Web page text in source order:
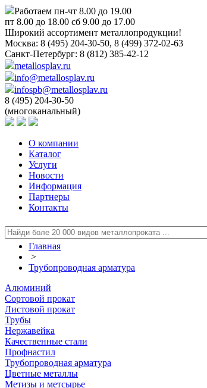
Работаем пн-чт 8.00 до 19.00
пт 8.00 до 18.00 сб 9.00 до 17.00
Широкий ассортимент металлопродукции!
Москва: 8 (495) 204-30-50, 8 (499) 372-02-63
Санкт-Петербург: 8 (812) 385-42-12
metallosplav.ru
info@metallosplav.ru
infospb@metallosplav.ru
8 (495) 204-30-50
(многоканальный)
О компании
Каталог
Услуги
Новости
Информация
Партнеры
Контакты
Главная
>
Трубопроводная арматура
Алюминий
Сортовой прокат
Листовой прокат
Трубы
Нержавейка
Качественные стали
Профнастил
Трубопроводная арматура
Цветные металлы
Метизы и метсырье